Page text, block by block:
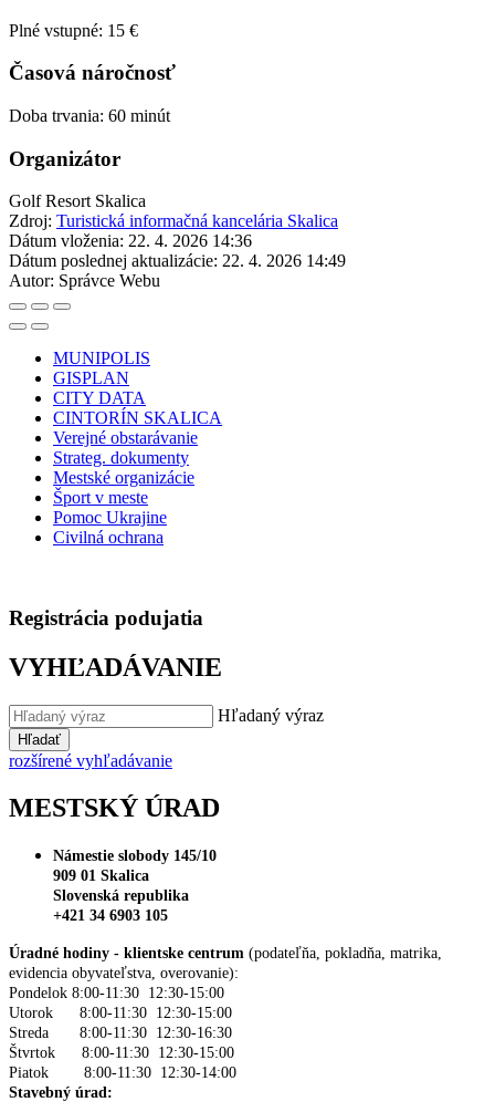
Plné vstupné: 15 €
Časová náročnosť
Doba trvania: 60 minút
Organizátor
Golf Resort Skalica
Zdroj: Turistická informačná kancelária Skalica
Dátum vloženia: 22. 4. 2026 14:36
Dátum poslednej aktualizácie: 22. 4. 2026 14:49
Autor: Správce Webu
MUNIPOLIS
GISPLAN
CITY DATA
CINTORÍN SKALICA
Verejné obstarávanie
Strateg. dokumenty
Mestské organizácie
Šport v meste
Pomoc Ukrajine
Civilná ochrana
Registrácia podujatia
VYHĽADÁVANIE
Hľadaný výraz
Hľadať
rozšírené vyhľadávanie
MESTSKÝ ÚRAD
Námestie slobody 145/10
909 01 Skalica
Slovenská republika
+421 34 6903 105
Úradné hodiny - klientske centrum (podateľňa, pokladňa, matrika,
evidencia obyvateľstva, overovanie):
Pondelok 8:00-11:30 12:30-15:00
Utorok 8:00-11:30 12:30-15:00
Streda 8:00-11:30 12:30-16:30
Štvrtok 8:00-11:30 12:30-15:00
Piatok 8:00-11:30 12:30-14:00
Stavebný úrad: